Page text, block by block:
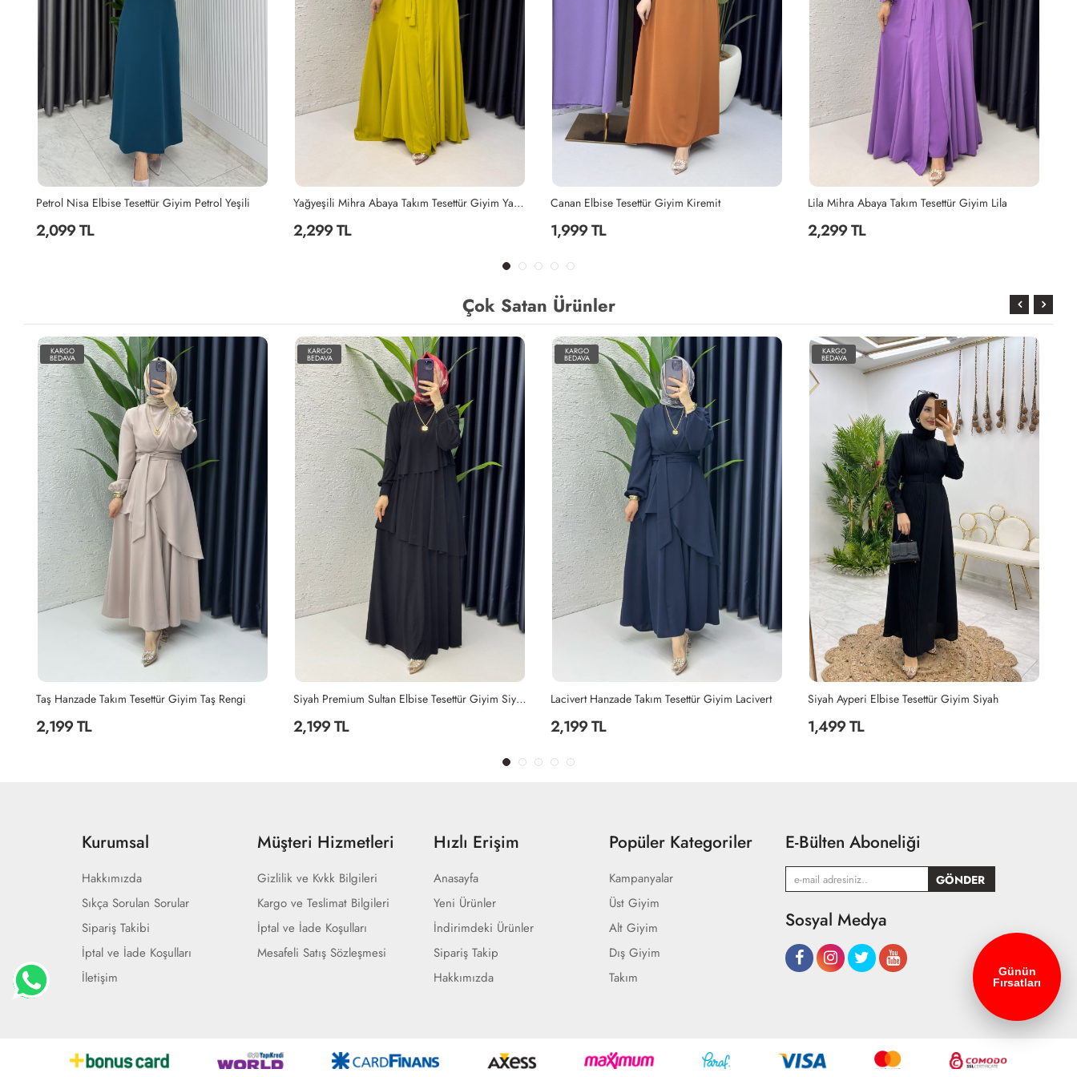
Petrol Nisa Elbise Tesettür Giyim Petrol Yeşili
2,099 TL
Yağyeşili Mihra Abaya Takım Tesettür Giyim Yağ Yeşili
2,299 TL
Canan Elbise Tesettür Giyim Kiremit
1,999 TL
Lila Mihra Abaya Takım Tesettür Giyim Lila
2,299 TL
Çok Satan Ürünler
KARGO
BEDAVA
Taş Hanzade Takım Tesettür Giyim Taş Rengi
2,199 TL
KARGO
BEDAVA
Siyah Premium Sultan Elbise Tesettür Giyim Siyah
2,199 TL
KARGO
BEDAVA
Lacivert Hanzade Takım Tesettür Giyim Lacivert
2,199 TL
KARGO
BEDAVA
Siyah Ayperi Elbise Tesettür Giyim Siyah
1,499 TL
Kurumsal
Hakkımızda
Sıkça Sorulan Sorular
Sipariş Takibi
İptal ve İade Koşulları
İletişim
Müşteri Hizmetleri
Gizlilik ve Kvkk Bilgileri
Kargo ve Teslimat Bilgileri
İptal ve İade Koşulları
Mesafeli Satış Sözleşmesi
Hızlı Erişim
Anasayfa
Yeni Ürünler
İndirimdeki Ürünler
Sipariş Takip
Hakkımızda
Popüler Kategoriler
Kampanyalar
Üst Giyim
Alt Giyim
Dış Giyim
Takım
E-Bülten Aboneliği
Sosyal Medya
Günün
Fırsatları